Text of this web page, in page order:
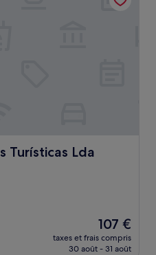
Turísticas Lda
Lda
Le
nouveau
prix
107 €
taxes et frais compris
30 août - 31 août